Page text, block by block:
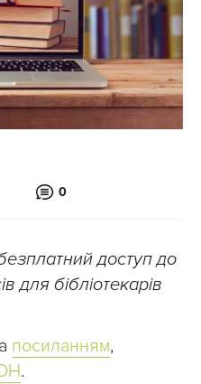
0
доступ до
для бібліотекарів
посиланням,
.